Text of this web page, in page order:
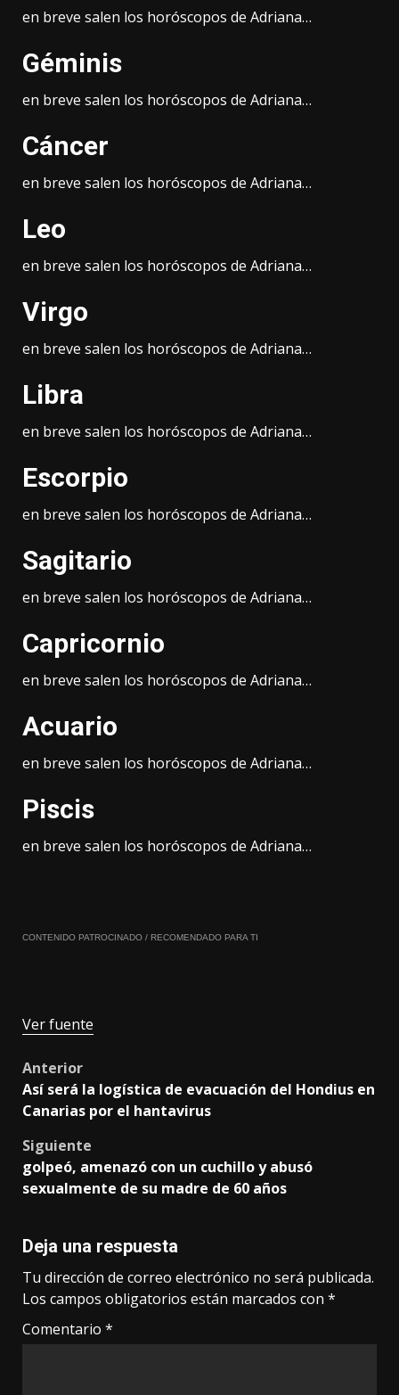
en breve salen los horóscopos de Adriana…
Géminis
en breve salen los horóscopos de Adriana…
Cáncer
en breve salen los horóscopos de Adriana…
Leo
en breve salen los horóscopos de Adriana…
Virgo
en breve salen los horóscopos de Adriana…
Libra
en breve salen los horóscopos de Adriana…
Escorpio
en breve salen los horóscopos de Adriana…
Sagitario
en breve salen los horóscopos de Adriana…
Capricornio
en breve salen los horóscopos de Adriana…
Acuario
en breve salen los horóscopos de Adriana…
Piscis
en breve salen los horóscopos de Adriana…
CONTENIDO PATROCINADO / RECOMENDADO PARA TI
Ver fuente
Post
navigation
Anterior
Así será la logística de evacuación del Hondius en
Canarias por el hantavirus
Siguiente
golpeó, amenazó con un cuchillo y abusó
sexualmente de su madre de 60 años
Deja una respuesta
Tu dirección de correo electrónico no será publicada.
Los campos obligatorios están marcados con *
Comentario *